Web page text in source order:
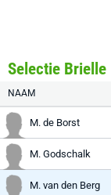
Selectie Brielle
NAAM
M. de Borst
M. Godschalk
M. van den Berg